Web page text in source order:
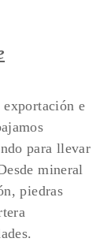
exportación e
para llevar
mineral
piedras